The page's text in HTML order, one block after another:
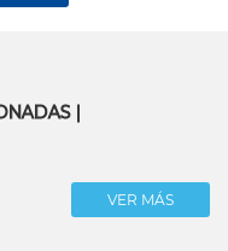
|
VER MÁS